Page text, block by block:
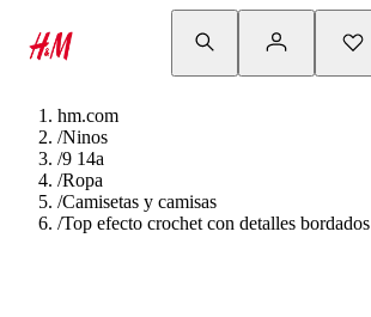
hm.com
/Ninos
/9 14a
/Ropa
/Camisetas y camisas
/Top efecto crochet con detalles bordados